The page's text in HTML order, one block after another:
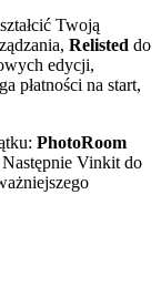
Twoją
Relisted do
edycji,
płatności na start,
PhotoRoom
Vinkit do